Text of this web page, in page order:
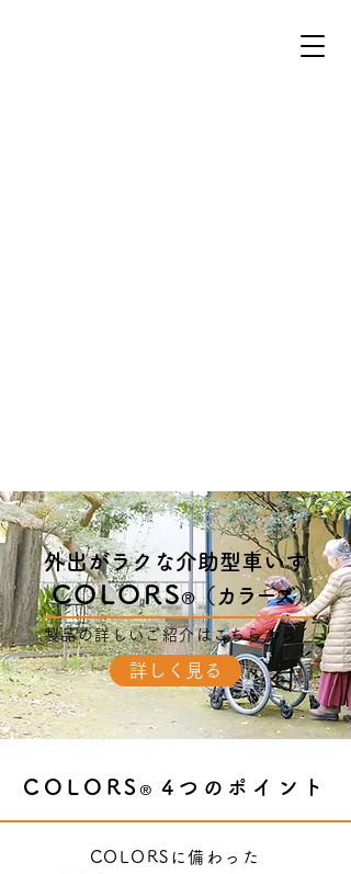
外出がラクな介助型車いす
​COLORS®︎​（カラーズ）
製品の詳しいご紹介はこちらから
詳しく見る
COLORS®︎ 4つのポイント
COLORS に備わった